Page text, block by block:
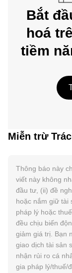
Bắt
hoá
tiềm
Miễn trừ
Thông báo này
viết này không
đầu tư, (ii) đề
hoặc nắm giữ tài
pháp lý hoặc
đều chịu biến
giảm giá trị. Bạn
giao dịch tài sản
nhận rủi ro cá
gia pháp lý/thuế/